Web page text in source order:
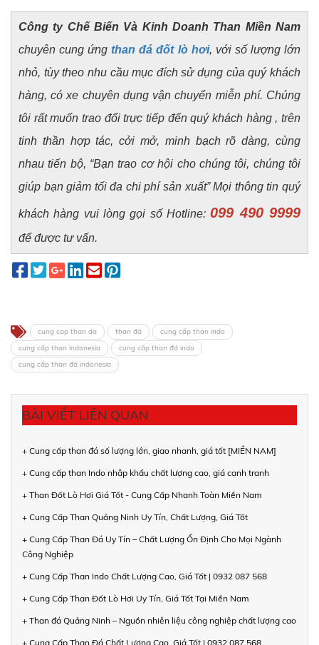
Công ty Chế Biến Và Kinh Doanh Than Miền Nam
chuyên cung ứngthan đá đốt lò hơi, với số lượng lớn
nhỏ, tùy theo nhu cầu mục đích sử dụng của quý khách
hàng, có xe chuyên dụng vận chuyển miễn phí. Chúng
tôi rất muốn trao đổi trực tiếp đến quý khách hàng , trên
tinh thần hợp tác, cởi mở, minh bạch rõ dàng, cùng
nhau tiến bộ, “Bạn trao cơ hội cho chúng tôi, chúng tôi
giúp bạn giảm tối đa chi phí sản xuất” Mọi thông tin quý
khách hàng vui lòng gọi số Hotline:099 490 9999
để được tư vấn.
cung cap than da than đá
cung cấp than indo
cung cấp than indonesia
cung cấp than đá indo
cung cấp than đá indonesia
BÀI VIẾT LIÊN QUAN
+ Cung cấp than đá số lượng lớn, giao nhanh, giá tốt [MIỀN NAM]
+ Cung cấp than Indo nhập khẩu chất lượng cao, giá cạnh tranh
+ Than Đốt Lò Hơi Giá Tốt - Cung Cấp Nhanh Toàn Miền Nam
+ Cung Cấp Than Quảng Ninh Uy Tín, Chất Lượng, Giá Tốt
+ Cung Cấp Than Đá Uy Tín – Chất Lượng Ổn Định Cho Mọi Ngành
Công Nghiệp
+ Cung Cấp Than Indo Chất Lượng Cao, Giá Tốt | 0932 087 568
+ Cung Cấp Than Đốt Lò Hơi Uy Tín, Giá Tốt Tại Miền Nam
+ Than đá Quảng Ninh – Nguồn nhiên liệu công nghiệp chất lượng cao
+ Cung Cấp Than Đá Chất Lượng Cao, Giá Tốt | 0932 087 568